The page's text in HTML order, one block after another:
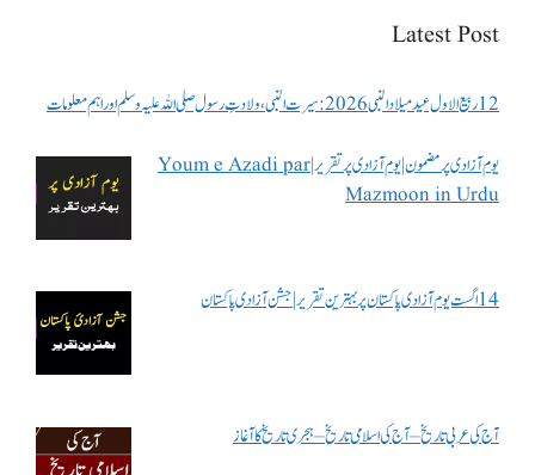
Latest Post
12 ربیع الاول عید میلاد النبی 2026: سیرت النبی، ولادتِ رسول صلی اللہ علیہ وسلم اور اہم معلومات
یوم آزادی پر مضمون | یوم آزادی پر تقریر | Youm e Azadi par
Mazmoon in Urdu
14 اگست یوم آزادی پاکستان پر بہترین تقریر | جشن آزادی پاکستان
آج کی عربی تاریخ – آج کی اسلامی تاریخ – ہجری تاریخ کا آغاز